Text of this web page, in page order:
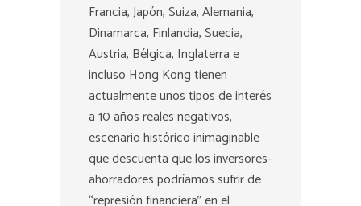
Francia, Japón, Suiza, Alemania,
Dinamarca, Finlandia, Suecia,
Austria, Bélgica, Inglaterra e
incluso Hong Kong tienen
actualmente unos tipos de interés
a 10 años reales negativos,
escenario histórico inimaginable
que descuenta que los inversores-
ahorradores podríamos sufrir de
“represión financiera” en el